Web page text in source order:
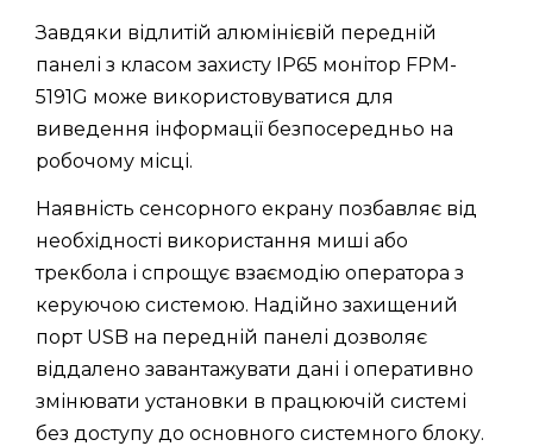
Завдяки відлитій алюмінієвій передній
панелі з класом захисту IP65 монітор FPM-
5191G може використовуватися для
виведення інформації безпосередньо на
робочому місці.
Наявність сенсорного екрану позбавляє від
необхідності використання миші або
трекбола і спрощує взаємодію оператора з
керуючою системою. Надійно захищений
порт USB на передній панелі дозволяє
віддалено завантажувати дані і оперативно
змінювати установки в працюючій системі
без доступу до основного системного блоку.